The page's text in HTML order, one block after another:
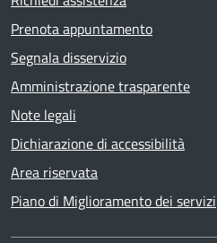
Prenota appuntamento
Segnala disservizio
Amministrazione trasparente
Note legali
Dichiarazione di accessibilità
Area riservata
Piano di Miglioramento dei servizi